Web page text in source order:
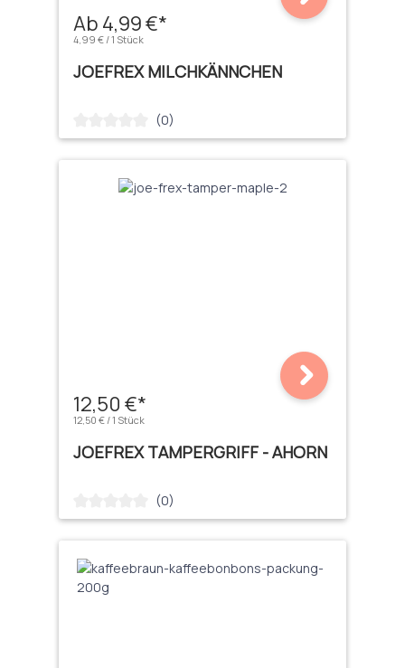
Ab 4,99 €*
4,99 € / 1 Stück
JOEFREX MILCHKÄNNCHEN
Durchschnittliche Bewertung von 0 von 5 Sternen
(0)
12,50 €*
12,50 € / 1 Stück
JOEFREX TAMPERGRIFF - AHORN
Durchschnittliche Bewertung von 0 von 5 Sternen
(0)